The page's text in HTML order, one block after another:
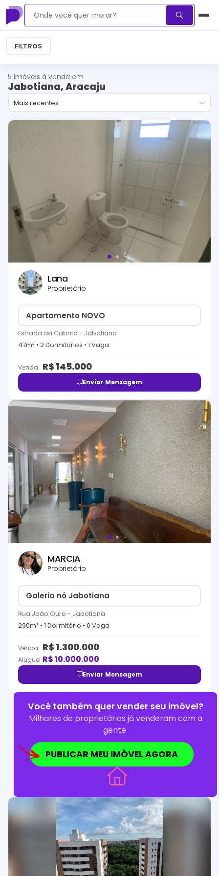
FILTROS
5 Imóveis à venda em
Jabotiana, Aracaju
Mais recentes
Lana
Proprietário
Apartamento NOVO
Estrada da Cabrita - Jabotiana
47m² • 2Dormitórios • 1 Vaga
Venda R$ 145.000
Enviar Mensagem
MARCIA
Proprietário
Galeria nó Jabotiana
Rua João Ouro - Jabotiana
290m² • 1 Dormitório • 0 Vaga
Venda R$ 1.300.000
Aluguel R$10.000.000
Enviar Mensagem
Você também quer vender seu imóvel?
Milhares de proprietários já venderam com a
gente.
PUBLICAR MEU IMÓVEL AGORA